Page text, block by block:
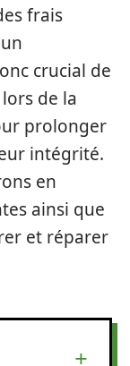
frais
crucial de
de la
prolonger
intégrité.
en
ainsi que
et réparer